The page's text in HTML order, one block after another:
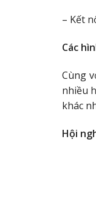
– Kết
Các
Cùng
nhiều
khác
Hội